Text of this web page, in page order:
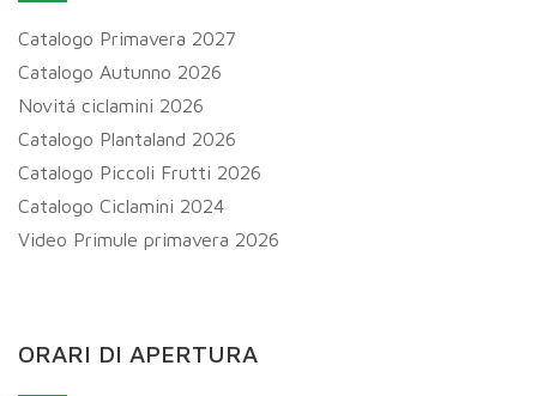
Catalogo Primavera 2027
Catalogo Autunno 2026
Novitá ciclamini 2026
Catalogo Plantaland 2026
Catalogo Piccoli Frutti 2026
Catalogo Ciclamini 2024
Video Primule primavera 2026
ORARI DI APERTURA